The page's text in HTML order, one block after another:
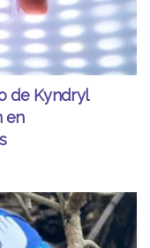
de Kyndryl
en